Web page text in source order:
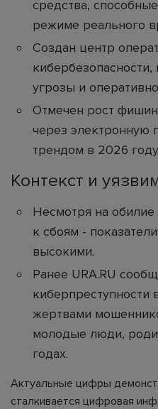
средства,
режиме реального
Создан центр
угрозы и
Отмечен рост
через электронную
трендом в 2026
Контекст и
Несмотря на обилие
к сбоям -
высокими.
Ранее URA.RU
киберпреступности
жертвами
молодые люди,
годах.
Актуальные цифры
сталкивается цифровая